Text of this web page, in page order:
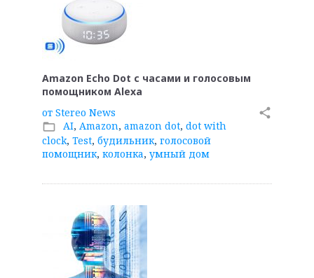
Amazon Echo Dot с часами и голосовым
помощником Alexa
от Stereo News
folder_open AI, Amazon, amazon dot, dot with
clock, Test, будильник, голосовой
помощник, колонка, умный дом
share